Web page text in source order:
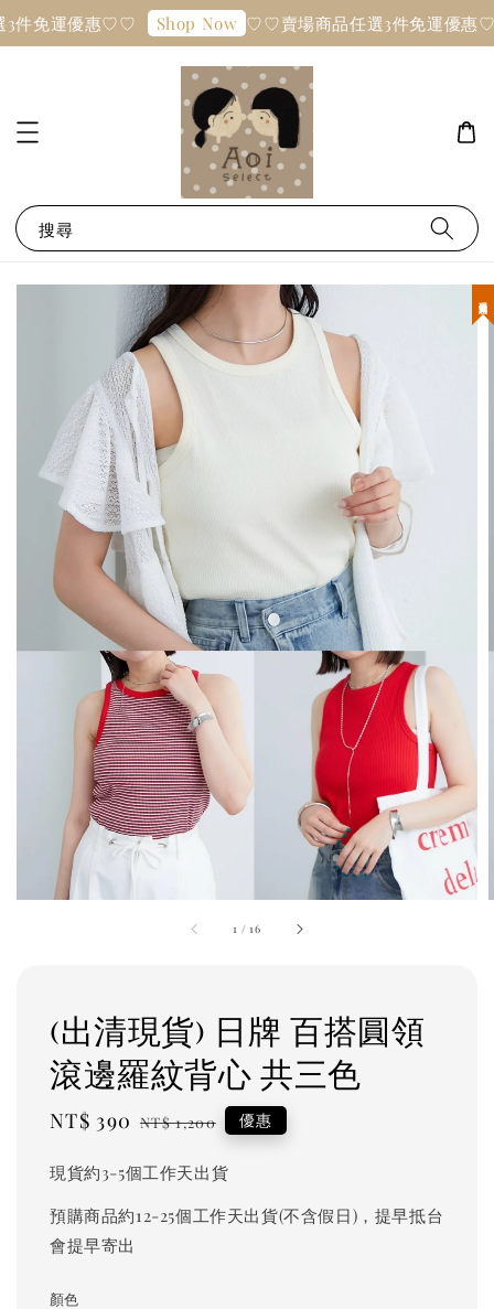
件免運優惠♡♡ Shop Now ♡♡賣場商品任選3件免運優惠
搜尋
1 /16
(出清現貨) 日牌 百搭圓領
滾邊羅紋背心 共三色
Sale
NT$ 390 Regular
NT$ 1,200 優惠
現貨約3-5個工作天出貨
預購商品約12-25個工作天出貨(不含假日)，提早抵台
會提早寄出
顏色